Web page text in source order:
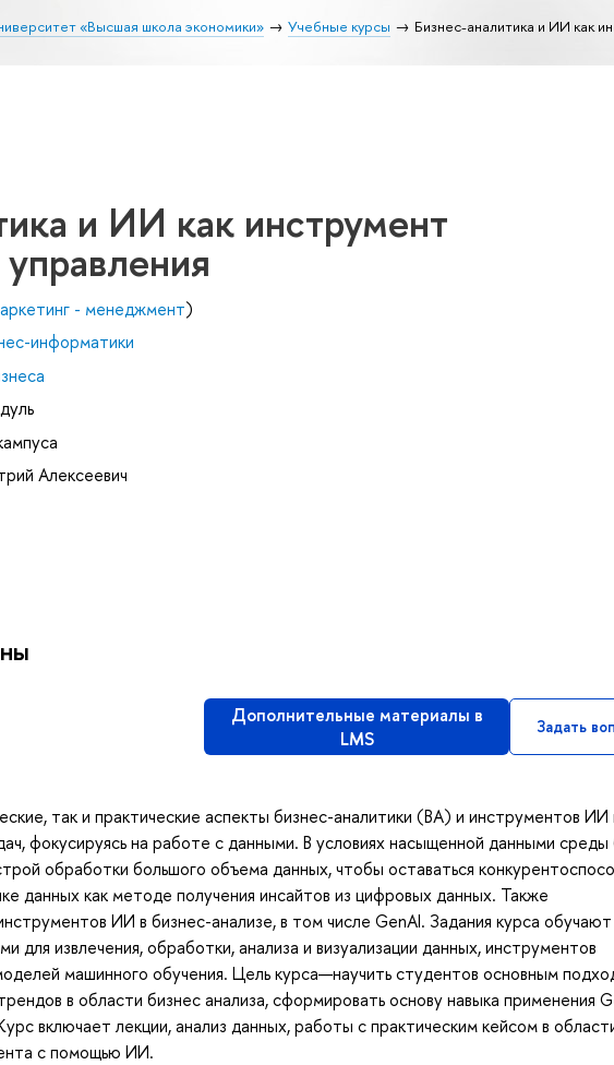
«Высшая школа экономики» Учебные курсы Бизнес-аналитика и ИИ как
и ИИ как инструмент
- менеджмент)
информатики
Алексеевич
Дополнительные материалы в
LMS
Задать
так и практические аспекты бизнес-аналитики (BA) и инструментов ИИ
фокусируясь на работе с данными. В условиях насыщенной данными среды
обработки большого объема данных, чтобы оставаться
данных как методе получения инсайтов из цифровых данных. Также
ИИ в бизнес-анализе, в том числе GenAI. Задания курса обучают
для извлечения, обработки, анализа и визуализации данных, инструментов
машинного обучения. Цель курса—научить студентов основным
в области бизнес анализа, сформировать основу навыка применения
включает лекции, анализ данных, работы с практическим кейсом в
с помощью ИИ.